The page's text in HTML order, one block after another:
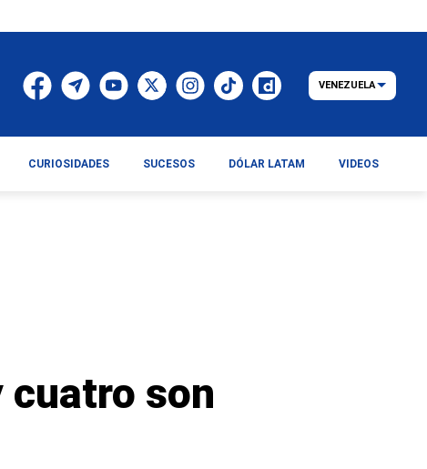
cuatro son
VENEZUELA
CURIOSIDADES SUCESOS DÓLAR LATAM VIDEOS